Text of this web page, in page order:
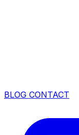
BLOG CONTACT